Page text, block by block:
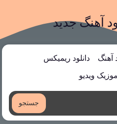
آهنگ جدید
آهنگ دانلود ریمیکس
موزیک ویدیو
جستجو